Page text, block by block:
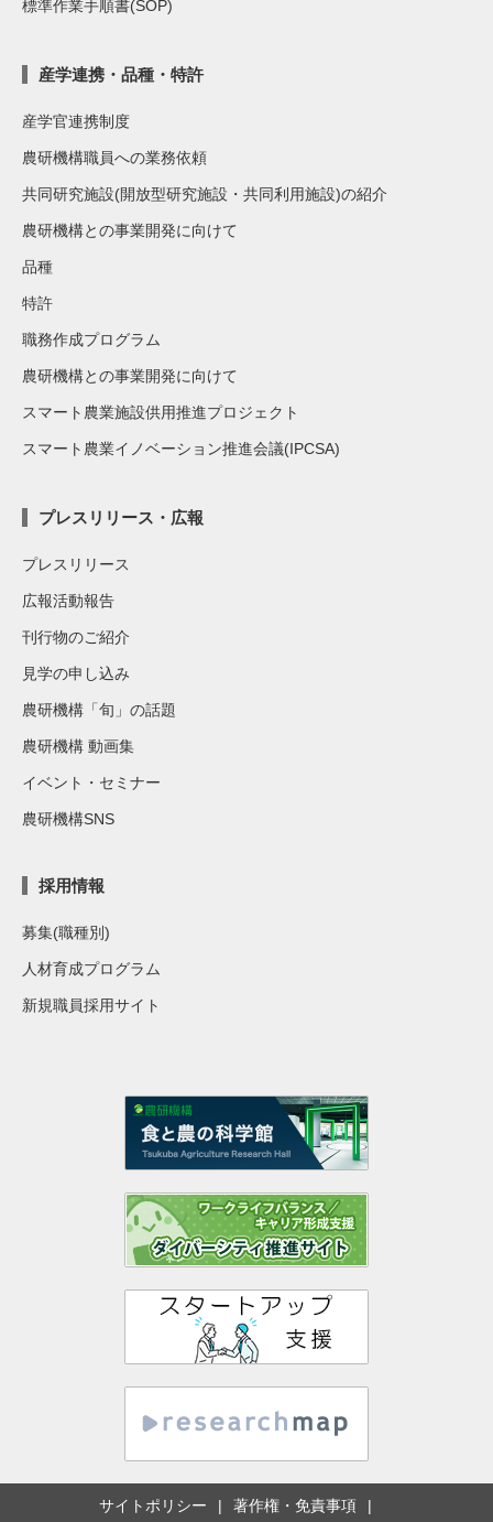
標準作業手順書(SOP)
産学連携・品種・特許
産学官連携制度
農研機構職員への業務依頼
共同研究施設(開放型研究施設・共同利用施設)の紹介
農研機構との事業開発に向けて
品種
特許
職務作成プログラム
農研機構との事業開発に向けて
スマート農業施設供用推進プロジェクト
スマート農業イノベーション推進会議(IPCSA)
プレスリリース・広報
プレスリリース
広報活動報告
刊行物のご紹介
見学の申し込み
農研機構「旬」の話題
農研機構 動画集
イベント・セミナー
農研機構SNS
採用情報
募集(職種別)
人材育成プログラム
新規職員採用サイト
サイトポリシー 著作権・免責事項